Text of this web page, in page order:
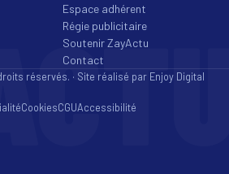
Espace adhérent
Régie publicitaire
Soutenir ZayActu
Contact
réservés. · Site réalisé par Enjoy Digital
CookiesCGUAccessibilité